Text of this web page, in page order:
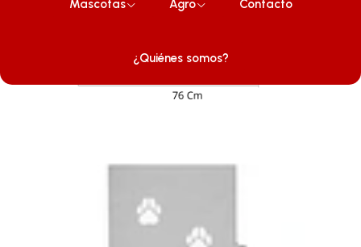
Mascotas Agro Contacto
¿Quiénes somos?